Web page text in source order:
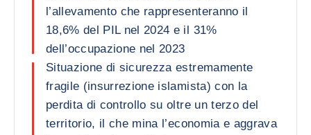
l’allevamento che rappresenteranno il
18,6% del PIL nel 2024 e il 31%
dell’occupazione nel 2023
Situazione di sicurezza estremamente
fragile (insurrezione islamista) con la
perdita di controllo su oltre un terzo del
territorio, il che mina l’economia e aggrava